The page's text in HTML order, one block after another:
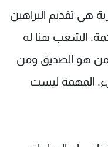
هي تقديم البراهين
الشعب هنا له
هو الصديق ومن
المهمة ليست